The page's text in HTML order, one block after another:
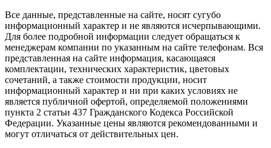
Все данные, представленные на сайте, носят сугубо
информационный характер и не являются исчерпывающими.
Для более подробной информации следует обращаться к
менеджерам компании по указанным на сайте телефонам. Вся
представленная на сайте информация, касающаяся
комплектации, технических характеристик, цветовых
сочетаний, а также стоимости продукции, носит
информационный характер и ни при каких условиях не
является публичной офертой, определяемой положениями
пункта 2 статьи 437 Гражданского Кодекса Российской
Федерации. Указанные цены являются рекомендованными и
могут отличаться от действительных цен.